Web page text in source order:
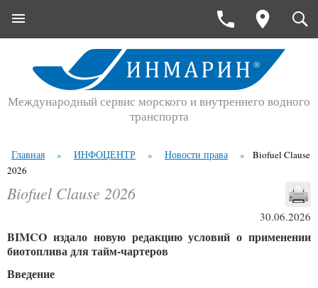
Международный сервис морского и внутреннего водного
транспорта
Главная » ИНФОЦЕНТР » Новости права »
Biofuel Clause
2026
30.06.2026
Biofuel Clause 2026
BIMCO издало новую редакцию условий о применении
биотоплива для тайм-чартеров
Введение